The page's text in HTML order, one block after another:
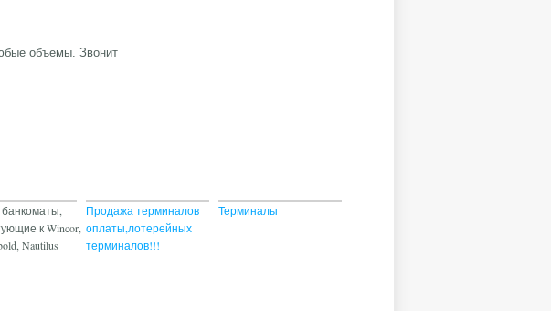
объемы. Звонит
к Wincor,
Nautilus
Продажа терминалов
оплаты,лотерейных
терминалов!!!
Терминалы